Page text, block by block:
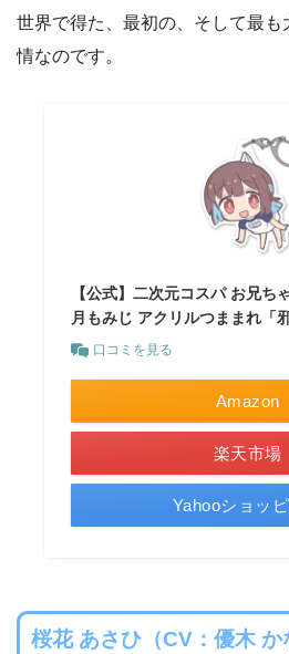
世界で得た、最初の、そして最
情なのです。
【公式】二次元コスパ お兄ち
月もみじ アクリルつままれ「
口コミを見る
Amazon
楽天市場
Yahooショッ
桜花 あさひ（CV：優木 か